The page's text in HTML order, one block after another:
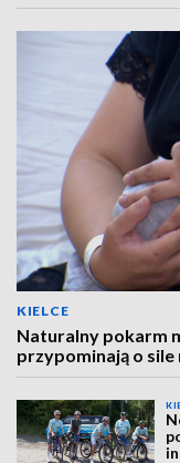
KIELCE
Naturalny pokarm
przypominają o sile